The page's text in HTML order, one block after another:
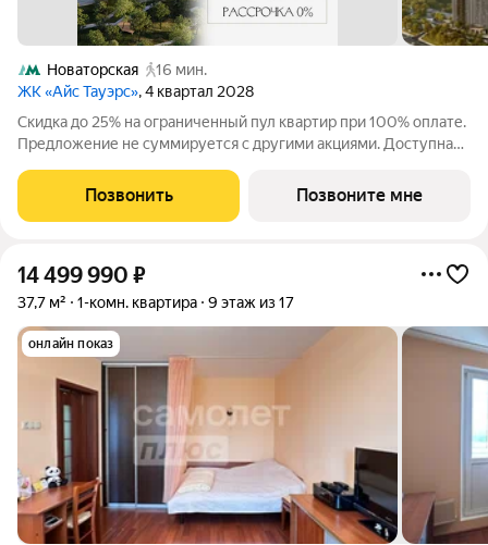
Новаторская
16 мин.
ЖК «Айс Тауэрс», 4 квартал 2028
Скидка до 25% на ограниченный пул квартир при 100% оплате.
Предложение не суммируется с другими акциями. Доступна
комнатная квартира 35.0 м на 12 этаже в премиальном ЖК
«Айс Тауэрс» (ЗАО Москвы,
Позвонить Позвоните мне
14 499 990 ₽
37,7 м² 1-комн. квартира 9 этаж из 17
онлайн показ